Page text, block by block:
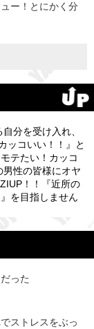
ー！とにかく分
分を受け入れ、
ッコいい！！』と
テたい！カッコ
性の皆様にオヤ
！！『近所の
を目指しません
った
ストレスをぶっ